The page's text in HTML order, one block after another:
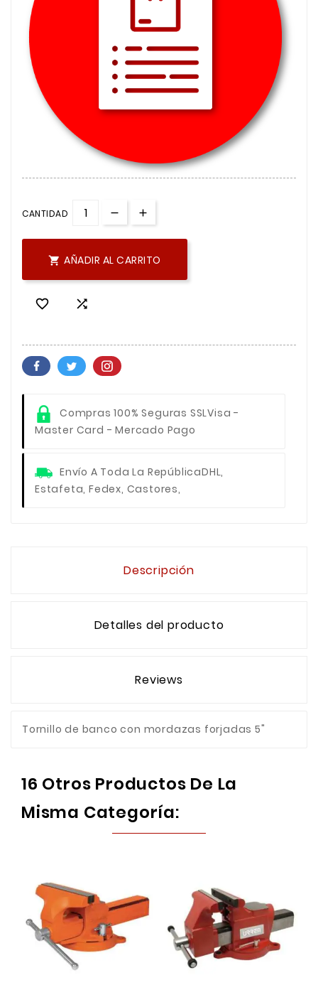
CANTIDAD
 AÑADIR AL CARRITO
 
Compras 100% Seguras SSLVisa -
Master Card - Mercado Pago
Envío A Toda La RepúblicaDHL,
Estafeta, Fedex, Castores,
Descripción
Detalles del producto
Reviews
Tornillo de banco con mordazas forjadas 5"
16 Otros Productos De La
Misma Categoría: